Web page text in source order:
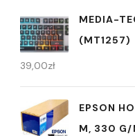
MEDIA-
(MT1257)
39,00zł
EPSON
M, 330 G/